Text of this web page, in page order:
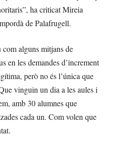
ha criticat Mireia
de Palafrugell.
com alguns mitjans de
en les demandes d’increment
però no és l’única que
vinguin un dia a les aules i
amb 30 alumnes que
cada un. Com volen que